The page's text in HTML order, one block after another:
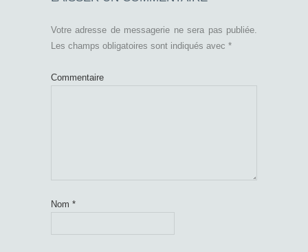
Votre adresse de messagerie ne sera pas publiée.
Les champs obligatoires sont indiqués avec *
Commentaire
Nom *